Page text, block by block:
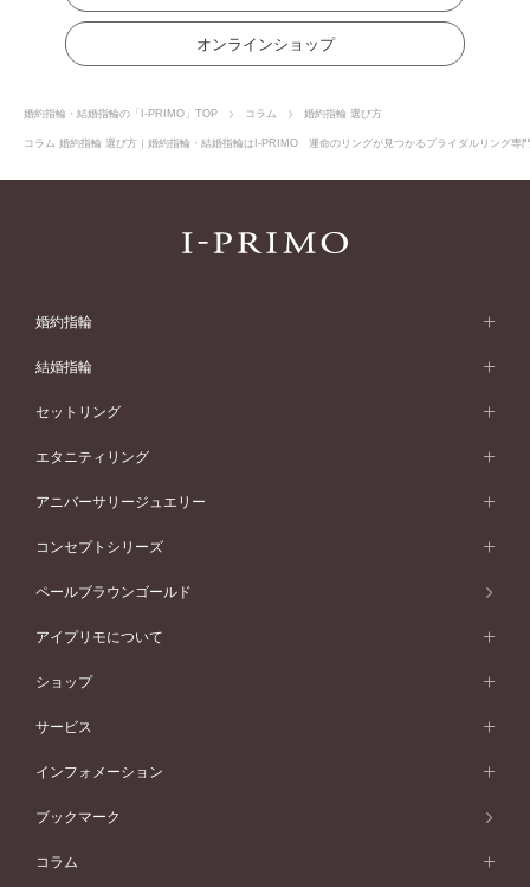
オンラインショップ
婚約指輪・結婚指輪の「I-PRIMO」TOP コラム 婚約指輪 選び方
コラム 婚約指輪 選び方｜婚約指輪・結婚指輪はI-PRIMO 運命のリングが見つかるブライダルリング専
婚約指輪
婚約指輪 (エンゲージリング)
婚約指輪一覧
ピンクゴールド
ペールブラウンゴールド
ウェーブライン
V字ライン
ワンサイドメレ
ダブルサイドメレ
シンプル
フェミニン
モード
50万円台～
40万円台～
30万円台～
婚約指輪 人気ランキング
婚約ネックレス
ダイヤモンドシェイプコレクション
パーフェクトプロポーズリング
ダイヤモンドプロポーズ
結婚指輪
結婚指輪 (マリッジリング)
結婚指輪一覧
ピンクゴールド
ペールブラウンゴールド
ウェーブライン
V字ライン
ワンメレ
セベラルメレ
シンプル
フェミニン
モード
50万円～
40万円～50万円
30万円～40万円
セットリング
セットリング
セットリング一覧
ピンクゴールド
ペールブラウンゴールド
エタニティリング
エタニティリング
エタニティリング一覧
ピンクゴールド
ペールブラウンゴールド
アニバーサリージュエリー
アニバーサリージュエリー
アニバーサリージュエリー一覧
ファッションリング
ブレスレット
コンセプトシリーズ
コンセプトシリーズ
オリジンビリーフ
エトワル
スワハ
プレミオン
ペールブラウンゴールド
アイプリモについて
アイプリモについて
パーソナルハンド診断
デザインへのこだわり
ショップ
店舗一覧
北海道
札幌店
サービス
プロポーズサポート
サービス
インフォメーション
ご来店予約について
ニュース一覧
ブックマーク
コラム